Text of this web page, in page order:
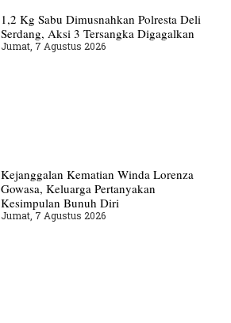
1,2 Kg Sabu Dimusnahkan Polresta Deli
Serdang, Aksi 3 Tersangka Digagalkan
Jumat, 7 Agustus 2026
Kejanggalan Kematian Winda Lorenza
Gowasa, Keluarga Pertanyakan
Kesimpulan Bunuh Diri
Jumat, 7 Agustus 2026